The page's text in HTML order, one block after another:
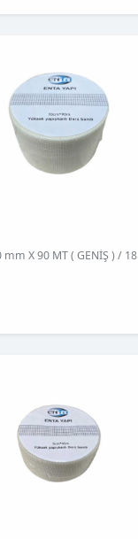
mm X 90 MT ( GENİŞ ) / 18